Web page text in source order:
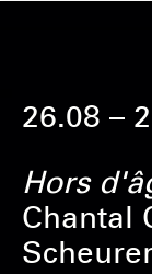
principal
26.08 –
Hors
Chantal